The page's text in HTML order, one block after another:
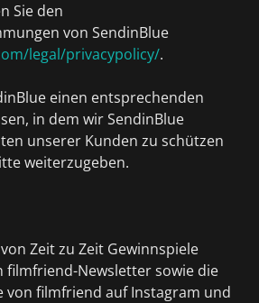
Sie den
von SendinBlue
legal/privacypolicy/.
einen entsprechenden
in dem wir SendinBlue
unserer Kunden zu schützen
weiterzugeben.
Zeit zu Zeit Gewinnspiele
filmfriend-Newsletter sowie die
von filmfriend auf Instagram und